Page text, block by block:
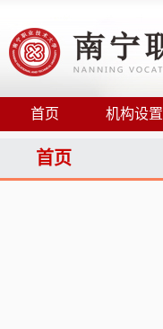
首页 机构设置
首页